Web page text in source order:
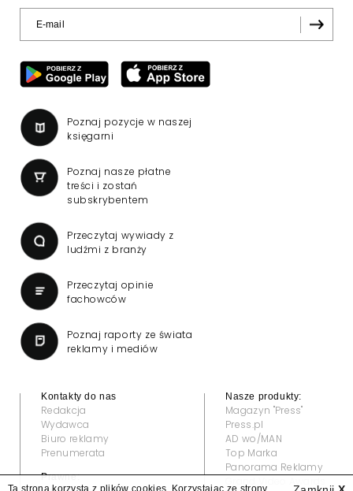
Poznaj pozycje w naszej
księgarni
Poznaj nasze płatne
treści i zostań
subskrybentem
Przeczytaj wywiady z
ludźmi z branży
Przeczytaj opinie
fachowców
Poznaj raporty ze świata
reklamy i mediów
Kontakty do nas
Redakcja
Wydawca
Biuro reklamy
Prenumerata
Prawne:
Nasze produkty:
Magazyn "Press"
Press.pl
AD wo/MAN
Top Marka
Panorama Reklamy
Ta strona korzysta z plików cookies. Korzystając ze strony